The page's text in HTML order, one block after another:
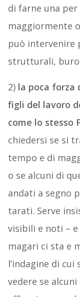
di farne una
maggiormente
può intervenire
strutturali,
2) la poca forza
figli del lavoro
come lo stesso
chiedersi se si
tempo e di
o se alcuni di
andati a segno
tarati. Serve
visibili e noti –
magari ci sta e
l’indagine di cui
vedere se